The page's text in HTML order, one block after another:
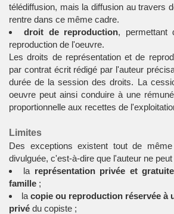
télédiffusion, mais la diffusion au travers
rentre dans ce même cadre.
droit de reproduction, permettant
reproduction de l'oeuvre.
Les droits de représentation et de
par contrat écrit rédigé par l'auteur
durée de la session des droits. La
oeuvre peut ainsi conduire à une
proportionnelle aux recettes de
Limites
Des exceptions existent tout de
divulguée, c'est-à-dire que l'auteur ne
la représentation privée et
famille ;
la copie ou reproduction réservée à
privé du copiste ;